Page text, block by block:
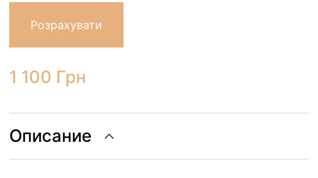
Розрахувати
1 100 Грн
Описание